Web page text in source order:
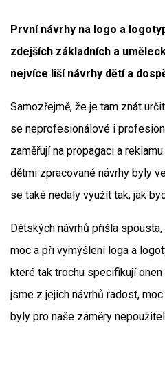
První návrhy na logo a
zdejších základních a
nejvíce liší návrhy dětí a
Samozřejmě, že je tam znát
se neprofesionálové i
zaměřují na propagaci a
dětmi zpracované návrhy byly
se také nedaly využít tak, jak
Dětských návrhů přišla
moc a při vymýšlení loga a
které tak trochu specifikují
jsme z jejich návrhů radost,
byly pro naše záměry